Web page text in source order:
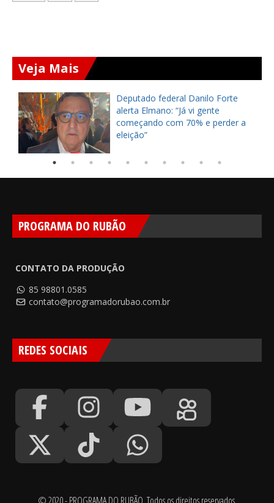
Veja Mais
Presidente da Faec, Amílcar
Silveira, reconhece gestão de
Raimundo César em São João do
Jaguaribe
PROGRAMA DO RUBÃO
CONTATO DA PRODUÇÃO
85 98801.0585
contato@programadorubao.com.br
REDES SOCIAIS